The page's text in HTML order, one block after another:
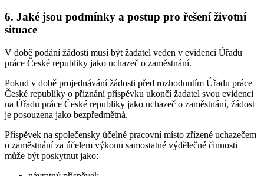
6. Jaké jsou podmínky a postup pro řešení životní
situace
V době podání žádosti musí být žadatel veden v evidenci Úřadu
práce České republiky jako uchazeč o zaměstnání.
Pokud v době projednávání žádosti před rozhodnutím Úřadu práce
České republiky o přiznání příspěvku ukončí žadatel svou evidenci
na Úřadu práce České republiky jako uchazeč o zaměstnání, žádost
je posouzena jako bezpředmětná.
Příspěvek na společensky účelné pracovní místo zřízené uchazečem
o zaměstnání za účelem výkonu samostatné výdělečné činnosti
může být poskytnut jako: